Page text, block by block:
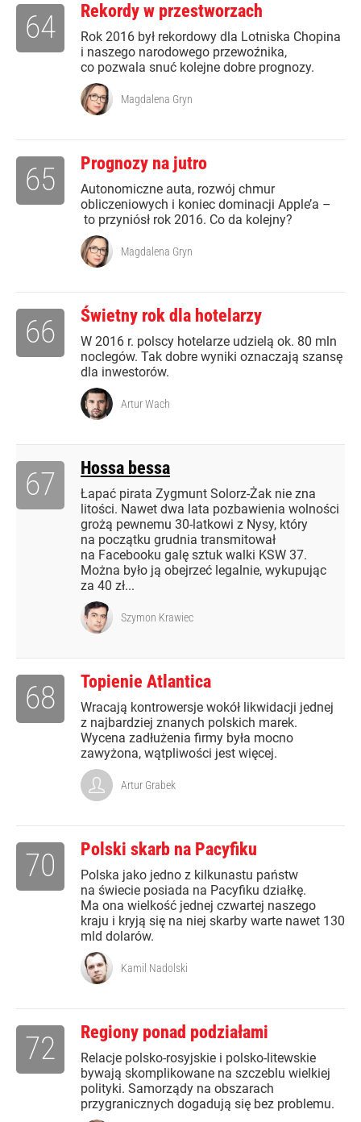
Rekordy w przestworzach
Rok 2016 był rekordowy dla Lotniska Chopina
i naszego narodowego przewoźnika,
co pozwala snuć kolejne dobre prognozy.
64
Magdalena Gryn
Prognozy na jutro
Autonomiczne auta, rozwój chmur
obliczeniowych i koniec dominacji Apple’a –
to przyniósł rok 2016. Co da kolejny?
65
Magdalena Gryn
Świetny rok dla hotelarzy
W 2016 r. polscy hotelarze udzielą ok. 80 mln
noclegów. Tak dobre wyniki oznaczają szansę
dla inwestorów.
66
Artur Wach
Hossa bessa
Łapać pirata Zygmunt Solorz-Żak nie zna
litości. Nawet dwa lata pozbawienia wolności
grożą pewnemu 30-latkowi z Nysy, który
na początku grudnia transmitował
na Facebooku galę sztuk walki KSW 37.
Można było ją obejrzeć legalnie, wykupując
za 40 zł...
67
Szymon Krawiec
Topienie Atlantica
Wracają kontrowersje wokół likwidacji jednej
z najbardziej znanych polskich marek.
Wycena zadłużenia firmy była mocno
zawyżona, wątpliwości jest więcej.
68
Artur Grabek
Polski skarb na Pacyfiku
Polska jako jedno z kilkunastu państw
na świecie posiada na Pacyfiku działkę.
Ma ona wielkość jednej czwartej naszego
kraju i kryją się na niej skarby warte nawet 130
mld dolarów.
70
Kamil Nadolski
Regiony ponad podziałami
Relacje polsko-rosyjskie i polsko-litewskie
bywają skomplikowane na szczeblu wielkiej
polityki. Samorządy na obszarach
przygranicznych dogadują się bez problemu.
72